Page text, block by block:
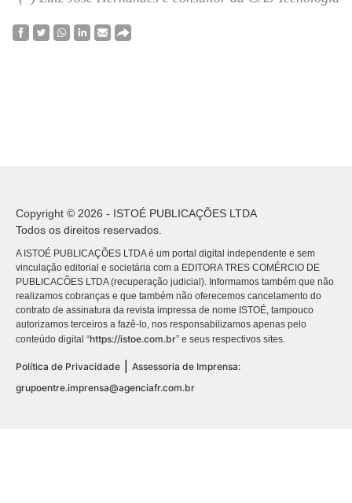
Copyright © 2026 - ISTOÉ PUBLICAÇÕES LTDA
Todos os direitos reservados.
A ISTOÉ PUBLICAÇÕES LTDA é um portal digital independente e sem
vinculação editorial e societária com a EDITORA TRES COMÉRCIO DE
PUBLICACÕES LTDA (recuperação judicial). Informamos também que não
realizamos cobranças e que também não oferecemos cancelamento do
contrato de assinatura da revista impressa de nome ISTOÉ, tampouco
autorizamos terceiros a fazê-lo, nos responsabilizamos apenas pelo
conteúdo digital “https://istoe.com.br” e seus respectivos sites.
Política de Privacidade
Assessoria de Imprensa:
grupoentre.imprensa@agenciafr.com.br